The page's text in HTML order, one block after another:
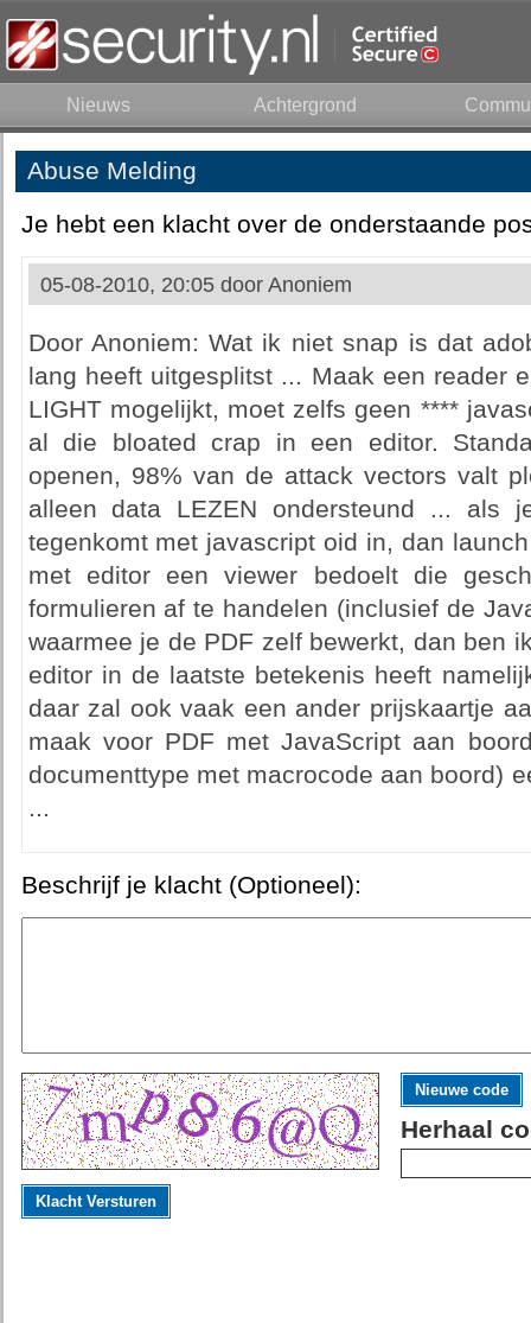
Nieuws Achtergrond
Abuse Melding
Je hebt een klacht over de onderstaande
05-08-2010, 20:05 door Anoniem
Door Anoniem: Wat ik niet snap is dat
lang heeft uitgesplitst ... Maak een reader
LIGHT mogelijkt, moet zelfs geen ****
al die bloated crap in een editor.
openen, 98% van de attack vectors valt
alleen data LEZEN ondersteund ...
tegenkomt met javascript oid in, dan
met editor een viewer bedoelt die
formulieren af te handelen (inclusief de
waarmee je de PDF zelf bewerkt, dan ben
editor in de laatste betekenis heeft
daar zal ook vaak een ander prijskaartje
maak voor PDF met JavaScript aan
documenttype met macrocode aan boord)
...
Beschrijf je klacht (Optioneel):
Nieuwe code
Herhaal
Klacht Versturen